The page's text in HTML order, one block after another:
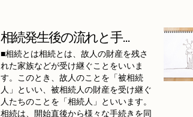
相続発生後の流れと手...
■相続とは相続とは、故人の財産を残さ
れた家族などが受け継ぐことをいいま
す。このとき、故人のことを「被相続
人」といい、被相続人の財産を受け継ぐ
人たちのことを「相続人」といいます。
相続は、開始直後から様々な手続きを同